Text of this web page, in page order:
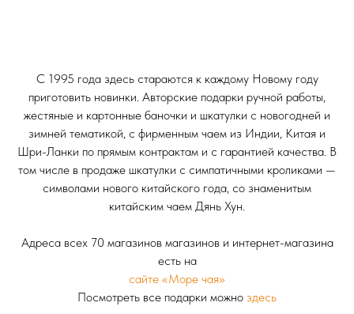
С 1995 года здесь стараются к каждому Новому году
приготовить новинки. Авторские подарки ручной работы,
жестяные и картонные баночки и шкатулки с новогодней и
зимней тематикой, с фирменным чаем из Индии, Китая и
Шри-Ланки по прямым контрактам и с гарантией качества. В
том числе в продаже шкатулки с симпатичными кроликами —
символами нового китайского года, со знаменитым
китайским чаем Дянь Хун.
Адреса всех 70 магазинов магазинов и интернет-магазина
есть на
сайте «Море чая»
Посмотреть все подарки можно здесь